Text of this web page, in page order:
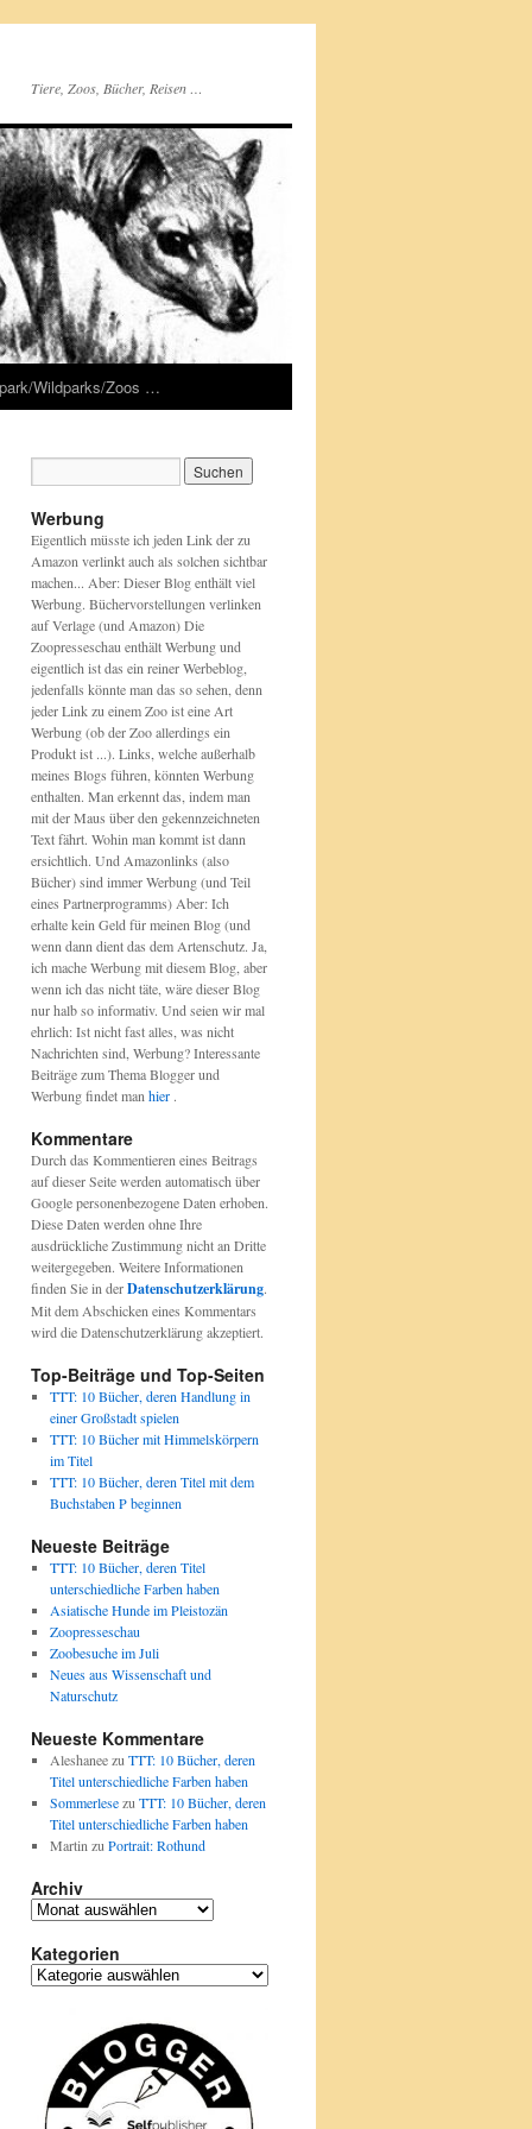
Tiere, Zoos, Bücher, Reisen …
Wildparks/Zoos …
Werbung
Eigentlich müsste ich jeden Link der zu
Amazon verlinkt auch als solchen sichtbar
machen... Aber: Dieser Blog enthält viel
Werbung. Büchervorstellungen verlinken
auf Verlage (und Amazon) Die
Zoopresseschau enthält Werbung und
eigentlich ist das ein reiner Werbeblog,
jedenfalls könnte man das so sehen, denn
jeder Link zu einem Zoo ist eine Art
Werbung (ob der Zoo allerdings ein
Produkt ist ...). Links, welche außerhalb
meines Blogs führen, könnten Werbung
enthalten. Man erkennt das, indem man
mit der Maus über den gekennzeichneten
Text fährt. Wohin man kommt ist dann
ersichtlich. Und Amazonlinks (also
Bücher) sind immer Werbung (und Teil
eines Partnerprogramms) Aber: Ich
erhalte kein Geld für meinen Blog (und
wenn dann dient das dem Artenschutz. Ja,
ich mache Werbung mit diesem Blog, aber
wenn ich das nicht täte, wäre dieser Blog
nur halb so informativ. Und seien wir mal
ehrlich: Ist nicht fast alles, was nicht
Nachrichten sind, Werbung? Interessante
Beiträge zum Thema Blogger und
Werbung findet man hier .
Kommentare
Durch das Kommentieren eines Beitrags
auf dieser Seite werden automatisch über
Google personenbezogene Daten erhoben.
Diese Daten werden ohne Ihre
ausdrückliche Zustimmung nicht an Dritte
weitergegeben. Weitere Informationen
finden Sie in derDatenschutzerklärung.
Mit dem Abschicken eines Kommentars
wird die Datenschutzerklärung akzeptiert.
Top-Beiträge und Top-Seiten
TTT: 10 Bücher, deren Handlung in
einer Großstadt spielen
TTT: 10 Bücher mit Himmelskörpern
im Titel
TTT: 10 Bücher, deren Titel mit dem
Buchstaben P beginnen
Neueste Beiträge
TTT: 10 Bücher, deren Titel
unterschiedliche Farben haben
Asiatische Hunde im Pleistozän
Zoopresseschau
Zoobesuche im Juli
Neues aus Wissenschaft und
Naturschutz
Neueste Kommentare
Aleshaneezu TTT: 10 Bücher, deren
Titel unterschiedliche Farben haben
Sommerlesezu TTT: 10 Bücher, deren
Titel unterschiedliche Farben haben
Martin zu Portrait: Rothund
Archiv
Archiv
Kategorien
Kategorien